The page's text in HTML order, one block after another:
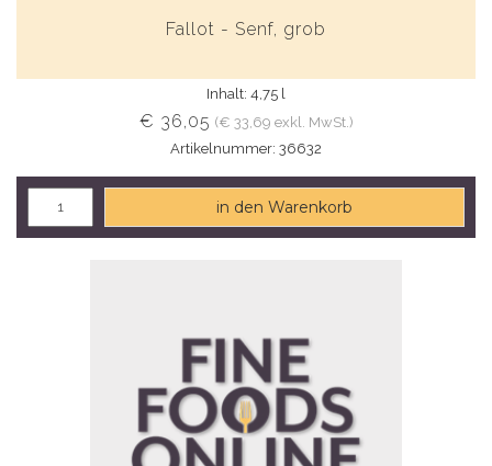
Fallot - Senf, grob
Inhalt: 4,75 l
€ 36,05 (€ 33,69 exkl. MwSt.)
Artikelnummer: 36632
in den Warenkorb